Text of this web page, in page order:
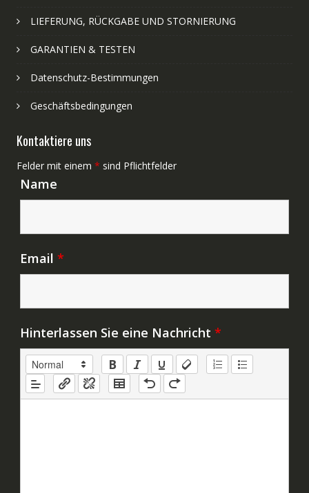
LIEFERUNG, RÜCKGABE UND STORNIERUNG
GARANTIEN & TESTEN
Datenschutz-Bestimmungen
Geschäftsbedingungen
Kontaktiere uns
Felder mit einem * sind Pflichtfelder
Name
Email *
Hinterlassen Sie eine Nachricht *